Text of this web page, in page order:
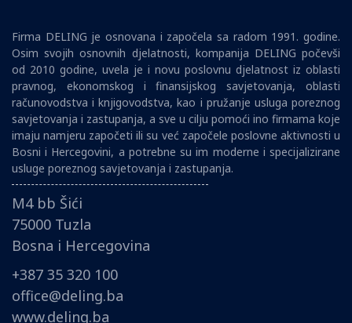
Firma DELING je osnovana i započela sa radom 1991. godine.
Osim svojih osnovnih djelatnosti, kompanija DELING počevši
od 2010 godine, uvela je i novu poslovnu djelatnost iz oblasti
pravnog, ekonomskog i finansijskog savjetovanja, oblasti
računovodstva i knjigovodstva, kao i pružanje usluga poreznog
savjetovanja i zastupanja, a sve u cilju pomoći ino firmama koje
imaju namjeru započeti ili su već započele poslovne aktivnosti u
Bosni i Hercegovini, a potrebne su im moderne i specijalizirane
usluge poreznog savjetovanja i zastupanja.
M4 bb Šići
75000 Tuzla
Bosna i Hercegovina
+387 35 320 100
office@deling.ba
www.deling.ba